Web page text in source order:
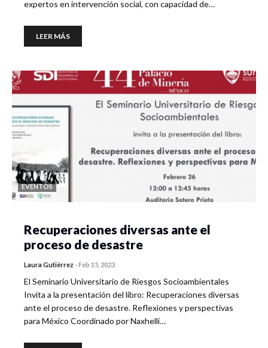
expertos en intervención social, con capacidad de…
LEER MÁS
EVENTOS
Recuperaciones diversas ante el
proceso de desastre
Laura Gutiérrez -Feb 15, 2023
El Seminario Universitario de Riesgos Socioambientales
Invita a la presentación del libro: Recuperaciones diversas
ante el proceso de desastre. Reflexiones y perspectivas
para México Coordinado por Naxhelli…